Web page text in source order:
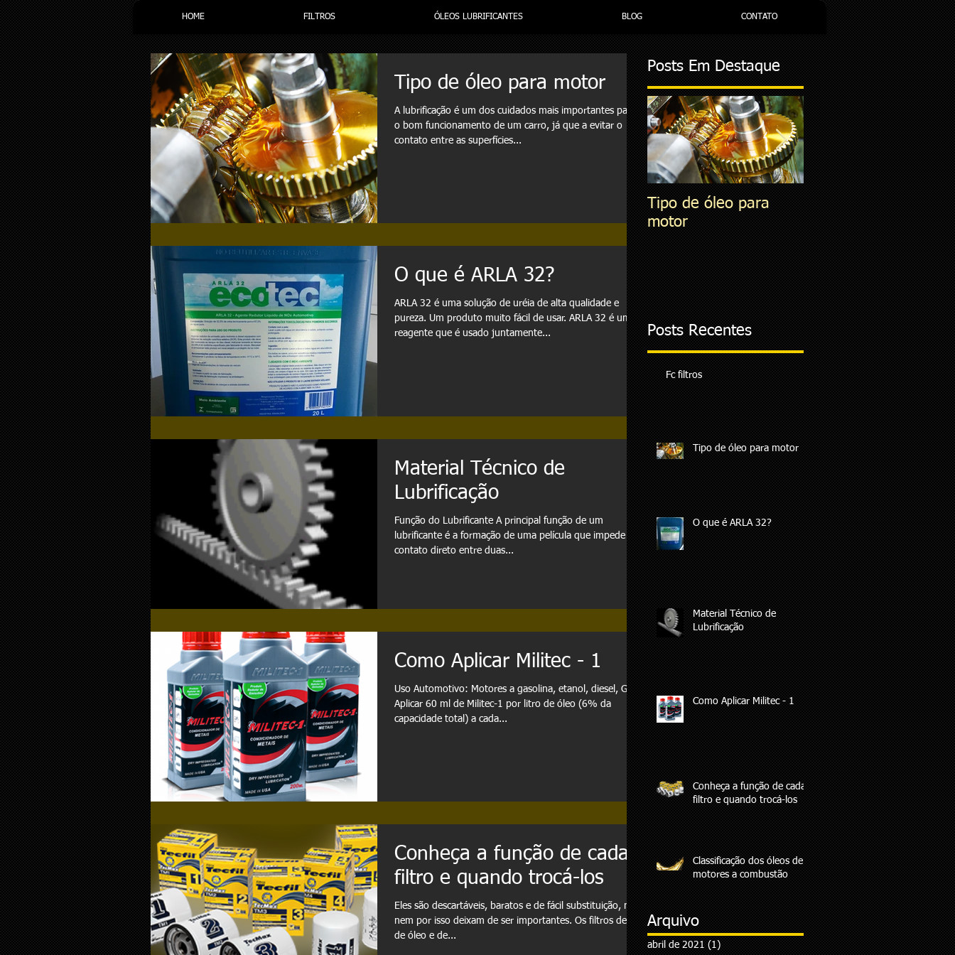
HOME FILTROS ÓLEOS LUBRIFICANTES BLOG CONTATO
Tipo de óleo para motor
A lubrificação é um dos cuidados mais importantes para
o bom funcionamento de um carro, já que a evitar o
contato entre as superfícies...
O que é ARLA 32?
ARLA 32 é uma solução de uréia de alta qualidade e
pureza. Um produto muito fácil de usar. ARLA 32 é um
reagente que é usado juntamente...
Material Técnico de
Lubrificação
Função do Lubrificante A principal função de um
lubrificante é a formação de uma película que impede o
contato direto entre duas...
Como Aplicar Militec - 1
Uso Automotivo: Motores a gasolina, etanol, diesel, GNV:
Aplicar 60 ml de Militec-1 por litro de óleo (6% da
capacidade total) a cada...
Conheça a função de cada
filtro e quando trocá-los
Eles são descartáveis, baratos e de fácil substituição, mas
nem por isso deixam de ser importantes. Os filtros de ar,
de óleo e de...
Posts Em Destaque
Tipo de óleo para
motor
Posts Recentes
Fc filtros
Tipo de óleo para motor
O que é ARLA 32?
Material Técnico de
Lubrificação
Como Aplicar Militec - 1
Conheça a função de cada
filtro e quando trocá-los
Classificação dos óleos de
motores a combustão
Arquivo
abril de 2021 (1)